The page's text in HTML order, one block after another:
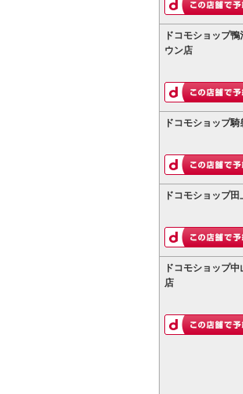
ドコモショップ
ウン店
ドコモショップ
ドコモショップ
ドコモショップ
店